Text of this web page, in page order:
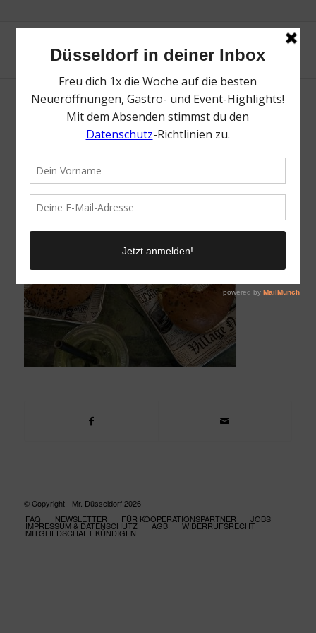
Beigel | Topliste Neueröffnungen | Topliste |
© Copyright - Mr. Düsseldorf 2026
FAQ
NEWSLETTER FÜR KOOPERATIONSPARTNER JOBS
IMPRESSUM & DATENSCHUTZ AGB WIDERRUFSRECHT
MITGLIEDSCHAFT KÜNDIGEN